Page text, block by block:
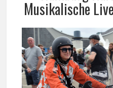
Musikalische